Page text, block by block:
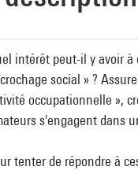
intérêt peut-il y avoir
social » ?
occupationnelle »,
s'engagent dans
tenter de répondre à